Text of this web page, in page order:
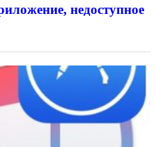
недоступное